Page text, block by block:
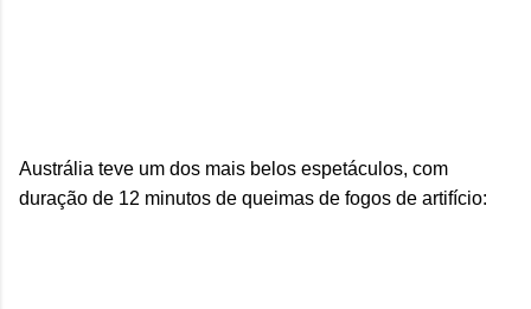
Austrália teve um dos mais belos espetáculos, com
duração de 12 minutos de queimas de fogos de artifício: